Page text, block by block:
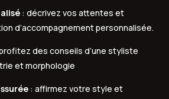
: décrivez vos attentes et
d’accompagnement personnalisée.
des conseils d’une styliste
et morphologie
: affirmez votre style et